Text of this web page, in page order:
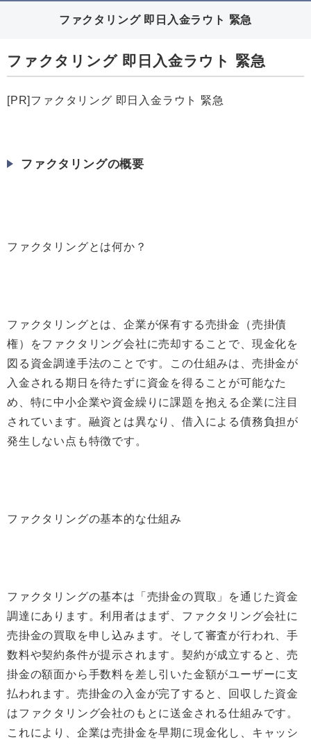
ファクタリング 即日入金ラウト 緊急
ファクタリング 即日入金ラウト 緊急
[PR]ファクタリング 即日入金ラウト 緊急
ファクタリングの概要
ファクタリングとは何か？
ファクタリングとは、企業が保有する売掛金（売掛債
権）をファクタリング会社に売却することで、現金化を
図る資金調達手法のことです。この仕組みは、売掛金が
入金される期日を待たずに資金を得ることが可能なた
め、特に中小企業や資金繰りに課題を抱える企業に注目
されています。融資とは異なり、借入による債務負担が
発生しない点も特徴です。
ファクタリングの基本的な仕組み
ファクタリングの基本は「売掛金の買取」を通じた資金
調達にあります。利用者はまず、ファクタリング会社に
売掛金の買取を申し込みます。そして審査が行われ、手
数料や契約条件が提示されます。契約が成立すると、売
掛金の額面から手数料を差し引いた金額がユーザーに支
払われます。売掛金の入金が完了すると、回収した資金
はファクタリング会社のもとに送金される仕組みです。
これにより、企業は売掛金を早期に現金化し、キャッシ